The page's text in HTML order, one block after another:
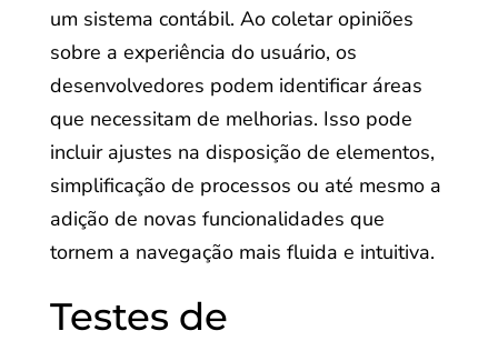
um sistema contábil. Ao coletar opiniões
sobre a experiência do usuário, os
desenvolvedores podem identificar áreas
que necessitam de melhorias. Isso pode
incluir ajustes na disposição de elementos,
simplificação de processos ou até mesmo a
adição de novas funcionalidades que
tornem a navegação mais fluida e intuitiva.
Testes de